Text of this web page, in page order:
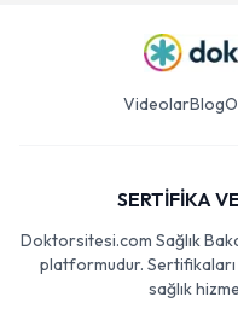
VideolarBlog
SERTİFİKA
Doktorsitesi.com Sağlık
platformudur. Sertifikaları
sağlık